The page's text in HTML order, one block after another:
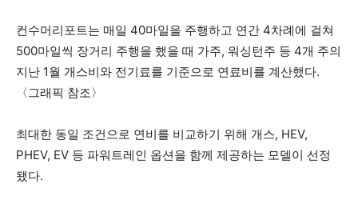
컨수머리포트는 매일 40마일을 주행하고 연간 4차례에 걸쳐
500마일씩 장거리 주행을 했을 때 가주, 워싱턴주 등 4개 주의
지난 1월 개스비와 전기료를 기준으로 연료비를 계산했다.
〈그래픽 참조〉
최대한 동일 조건으로 연비를 비교하기 위해 개스, HEV,
PHEV, EV 등 파워트레인 옵션을 함께 제공하는 모델이 선정
됐다.